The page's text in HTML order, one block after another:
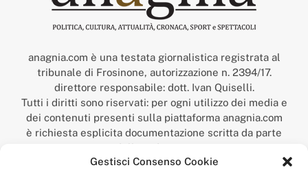
Gestisci Consenso Cookie
anagnia.com è una testata giornalistica registrata al
tribunale di Frosinone, autorizzazione n. 2394/17.
direttore responsabile: dott. Ivan Quiselli.
Tutti i diritti sono riservati: per ogni utilizzo dei media e
dei contenuti presenti sulla piattaforma anagnia.com
è richiesta esplicita documentazione scritta da parte
della redazione.
“Anagnia” è un marchio registrato presso l’Ufficio Italiano